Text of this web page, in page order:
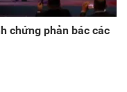
chứng phản bác các